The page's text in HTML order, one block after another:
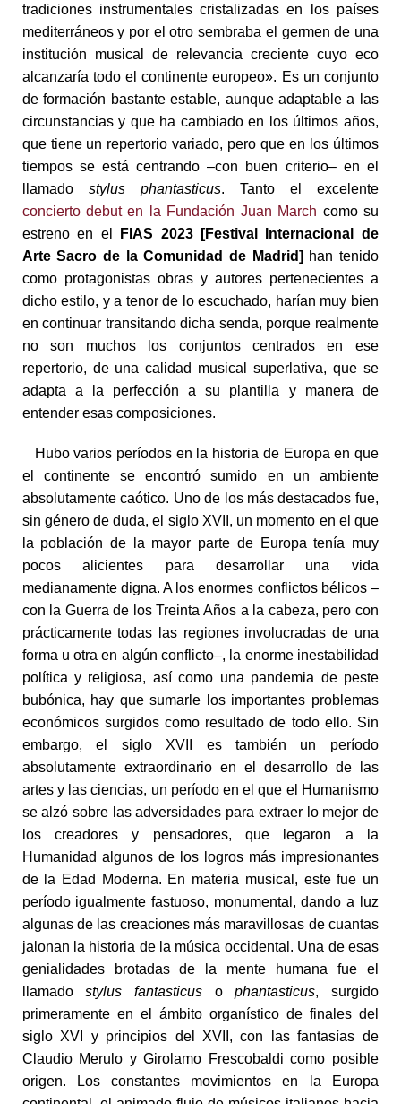
tradiciones instrumentales cristalizadas en los países
mediterráneos y por el otro sembraba el germen de una
institución musical de relevancia creciente cuyo eco
alcanzaría todo el continente europeo». Es un conjunto
de formación bastante estable, aunque adaptable a las
circunstancias y que ha cambiado en los últimos años,
que tiene un repertorio variado, pero que en los últimos
tiempos se está centrando –con buen criterio– en el
llamadostylus phantasticus. Tanto el excelente
concierto debut en la Fundación Juan March como su
estreno en el
FIAS 2023 [Festival Internacional de
Arte Sacro de la Comunidad de Madrid] han tenido
como protagonistas obras y autores pertenecientes a
dicho estilo, y a tenor de lo escuchado, harían muy bien
en continuar transitando dicha senda, porque realmente
no son muchos los conjuntos centrados en ese
repertorio, de una calidad musical superlativa, que se
adapta a la perfección a su plantilla y manera de
entender esas composiciones.
Hubo varios períodos en la historia de Europa en que
el continente se encontró sumido en un ambiente
absolutamente caótico. Uno de los más destacados fue,
sin género de duda, el siglo XVII, un momento en el que
la población de la mayor parte de Europa tenía muy
pocos alicientes para desarrollar una vida
medianamente digna. A los enormes conflictos bélicos –
con la Guerra de los Treinta Años a la cabeza, pero con
prácticamente todas las regiones involucradas de una
forma u otra en algún conflicto–, la enorme inestabilidad
política y religiosa, así como una pandemia de peste
bubónica, hay que sumarle los importantes problemas
económicos surgidos como resultado de todo ello. Sin
embargo, el siglo XVII es también un período
absolutamente extraordinario en el desarrollo de las
artes y las ciencias, un período en el que el Humanismo
se alzó sobre las adversidades para extraer lo mejor de
los creadores y pensadores, que legaron a la
Humanidad algunos de los logros más impresionantes
de la Edad Moderna. En materia musical, este fue un
período igualmente fastuoso, monumental, dando a luz
algunas de las creaciones más maravillosas de cuantas
jalonan la historia de la música occidental. Una de esas
genialidades brotadas de la mente humana fue el
llamadostylus fantasticusophantasticus, surgido
primeramente en el ámbito organístico de finales del
siglo XVI y principios del XVII, con las fantasías de
Claudio Merulo y Girolamo Frescobaldi como posible
origen. Los constantes movimientos en la Europa